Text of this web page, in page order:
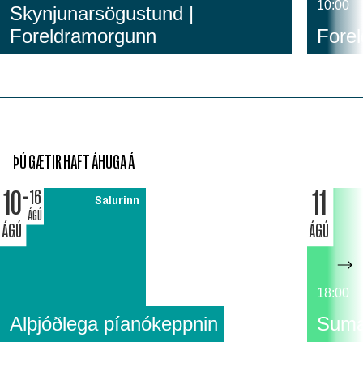
Skynjunarsögustund |
Foreldramorgunn
10:00
ÞÚ GÆTIR HAFT ÁHUGA Á
10
ÁGÚ
16
ÁGÚ
Salurinn
Alþjóðlega píanókeppnin
11
ÁGÚ
18:00